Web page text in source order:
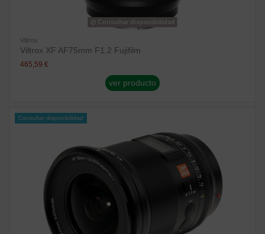
Consultar disponibilidad
Viltrox
Viltrox XF AF75mm F1.2 Fujifilm
465,59 €
ver producto
Consultar disponibilidad